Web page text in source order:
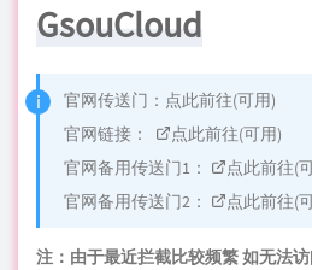
GsouCloud
官网传送门： 点此前往(可用)
官网链接：
点此前往(可用)
官网备用传送门1：
点此前往(
官网备用传送门2：
点此前往(
注：由于最近拦截比较频繁 如无法